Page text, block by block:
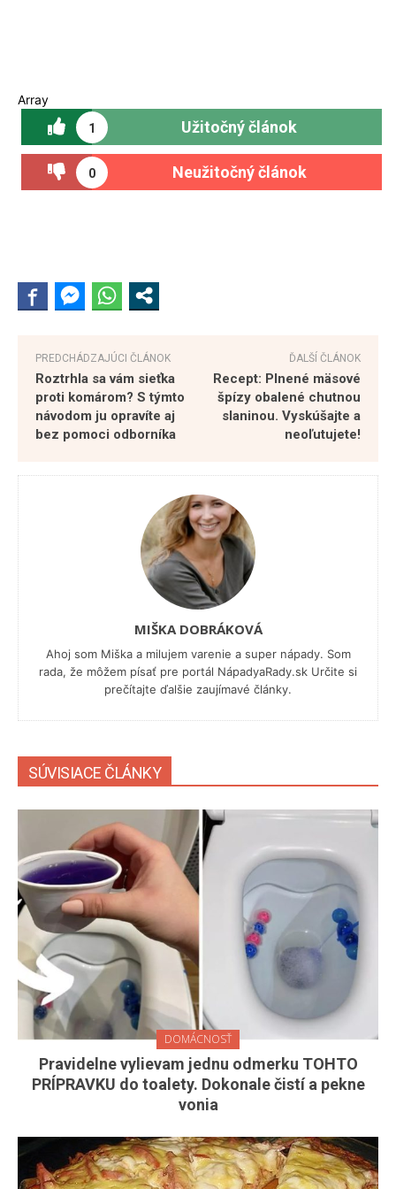
Array
1 Užitočný článok
0 Neužitočný článok
PREDCHÁDZAJÚCI ČLÁNOK
Roztrhla sa vám sieťka
proti komárom? S týmto
návodom ju opravíte aj
bez pomoci odborníka
ĎALŠÍ ČLÁNOK
Recept: Plnené mäsové
špízy obalené chutnou
slaninou. Vyskúšajte a
neoľutujete!
MIŠKA DOBRÁKOVÁ
Ahoj som Miška a milujem varenie a super nápady. Som
rada, že môžem písať pre portál NápadyaRady.sk Určite si
prečítajte ďalšie zaujímavé články.
SÚVISIACE ČLÁNKY
DOMÁCNOSŤ
Pravidelne vylievam jednu odmerku TOHTO
PRÍPRAVKU do toalety. Dokonale čistí a pekne
vonia